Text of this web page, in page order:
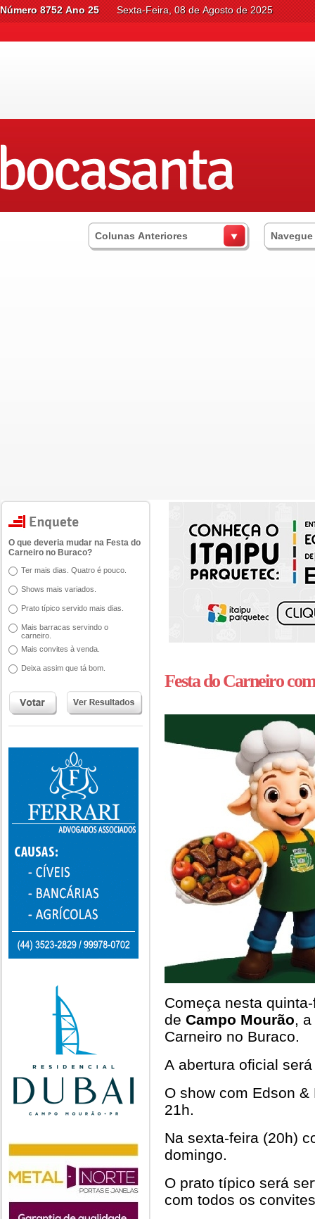
Número 8752 Ano 25 Sexta-Feira, 08 de Agosto de 2025
Colunas Anteriores
O que deveria mudar na Festa do
Carneiro no Buraco?
Ter mais dias. Quatro é pouco.
Shows mais variados.
Prato típico servido mais dias.
Mais barracas servindo o
carneiro.
Mais convites à venda.
Deixa assim que tá bom.
Festa do Carneiro
Começa nesta
de Campo Mourão,
Carneiro no Buraco.
A abertura oficial
O show com Edson
21h.
Na sexta-feira (20h)
domingo.
O prato típico será
com todos os